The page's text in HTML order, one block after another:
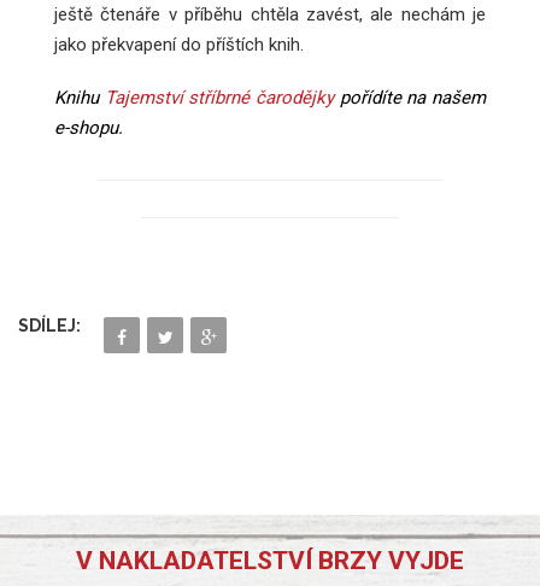
ještě čtenáře v příběhu chtěla zavést, ale nechám je
jako překvapení do příštích knih.
Knihu Tajemství stříbrné čarodějkypořídíte na našem
e-shopu.
SDÍLEJ:
V NAKLADATELSTVÍ BRZY VYJDE